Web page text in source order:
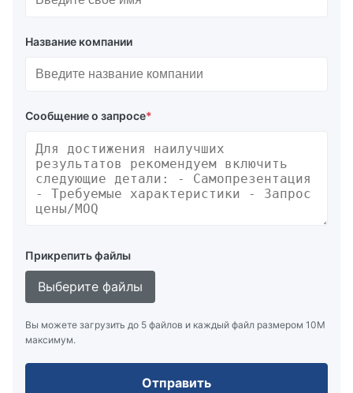
Название компании
Сообщение о запросе*
Прикрепить файлы
Выберите файлы
Вы можете загрузить до 5 файлов и каждый файл размером 10M
максимум.
Отправить